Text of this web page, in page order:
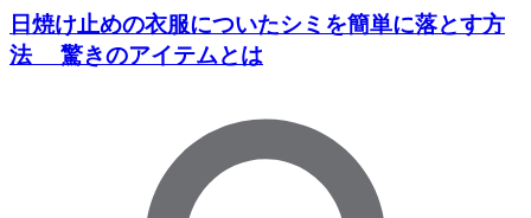
日焼け止めの衣服についたシミを簡単に落とす方
法 驚きのアイテムとは